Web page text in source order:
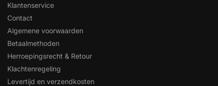
Klantenservice
Contact
Algemene voorwaarden
Betaalmethoden
Herroepingsrecht & Retour
Klachtenregeling
Levertijd en verzendkosten